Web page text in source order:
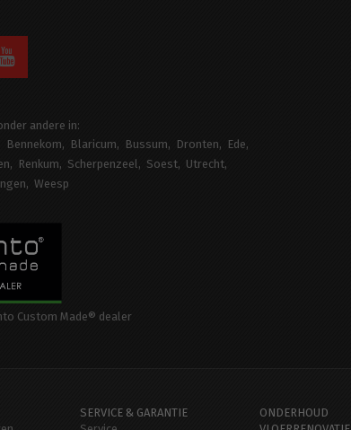
andere in:
Bennekom Blaricum Bussum Dronten
Ede
Renkum Scherpenzeel Soest
Utrecht
Weesp
Custom Made® dealer
SERVICE & GARANTIE
ONDERHOUD